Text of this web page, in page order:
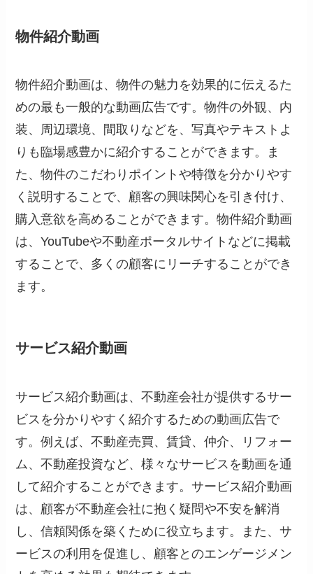
物件紹介動画
物件紹介動画は、物件の魅力を効果的に伝えるた
めの最も一般的な動画広告です。物件の外観、内
装、周辺環境、間取りなどを、写真やテキストよ
りも臨場感豊かに紹介することができます。ま
た、物件のこだわりポイントや特徴を分かりやす
く説明することで、顧客の興味関心を引き付け、
購入意欲を高めることができます。物件紹介動画
は、YouTubeや不動産ポータルサイトなどに掲載
することで、多くの顧客にリーチすることができ
ます。
サービス紹介動画
サービス紹介動画は、不動産会社が提供するサー
ビスを分かりやすく紹介するための動画広告で
す。例えば、不動産売買、賃貸、仲介、リフォー
ム、不動産投資など、様々なサービスを動画を通
して紹介することができます。サービス紹介動画
は、顧客が不動産会社に抱く疑問や不安を解消
し、信頼関係を築くために役立ちます。また、サ
ービスの利用を促進し、顧客とのエンゲージメン